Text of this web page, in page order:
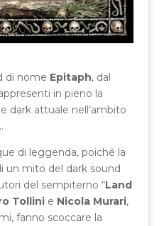
di nome Epitaph, dal
in pieno la
dark attuale nell’ambito
di leggenda, poiché la
un mito del dark sound
del sempiterno “Land
Tollinie Nicola Murari,
fanno scoccare la